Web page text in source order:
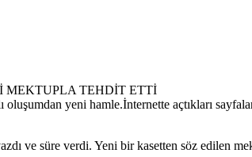
MEKTUPLA TEHDİT ETTİ
yeni hamle.İnternette açtıkları
ve süre verdi. Yeni bir kasetten söz edilen